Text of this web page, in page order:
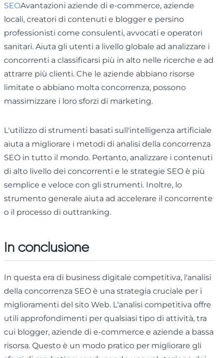
SEOAvantazioni aziende di e-commerce, aziende
locali, creatori di contenuti e blogger e persino
professionisti come consulenti, avvocati e operatori
sanitari. Aiuta gli utenti a livello globale ad analizzare i
concorrenti a classificarsi più in alto nelle ricerche e ad
attrarre più clienti. Che le aziende abbiano risorse
limitate o abbiano molta concorrenza, possono
massimizzare i loro sforzi di marketing.
L'utilizzo di strumenti basati sull'intelligenza artificiale
aiuta a migliorare i metodi di analisi della concorrenza
SEO in tutto il mondo. Pertanto, analizzare i contenuti
di alto livello dei concorrenti e le strategie SEO è più
semplice e veloce con gli strumenti. Inoltre, lo
strumento generale aiuta ad accelerare il concorrente
o il processo di outtranking.
In conclusione
In questa era di business digitale competitiva, l'analisi
della concorrenza SEO è una strategia cruciale per i
miglioramenti del sito Web. L'analisi competitiva offre
utili approfondimenti per qualsiasi tipo di attività, tra
cui blogger, aziende di e-commerce e aziende a bassa
risorsa. Questo è un modo pratico per migliorare gli